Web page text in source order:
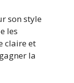
son style
les
claire et
la